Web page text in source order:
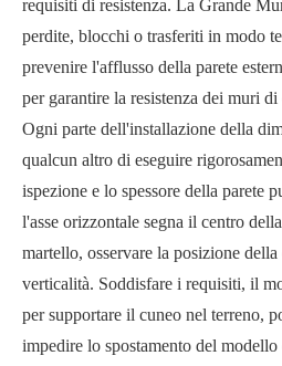
requisiti di resistenza. La Grande
perdite, blocchi o trasferiti in modo
prevenire l'afflusso della parete
per garantire la resistenza dei muri
Ogni parte dell'installazione della
qualcun altro di eseguire
ispezione e lo spessore della parete
l'asse orizzontale segna il centro
martello, osservare la posizione
verticalità. Soddisfare i requisiti, il
per supportare il cuneo nel terreno,
impedire lo spostamento del